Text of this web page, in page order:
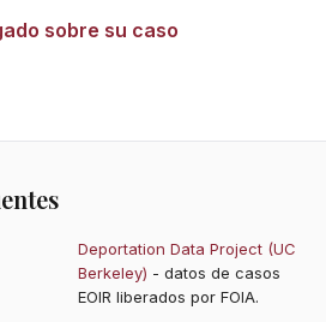
sobre su caso
Deportation Data Project (UC
Berkeley) - datos de casos
EOIR liberados por FOIA.